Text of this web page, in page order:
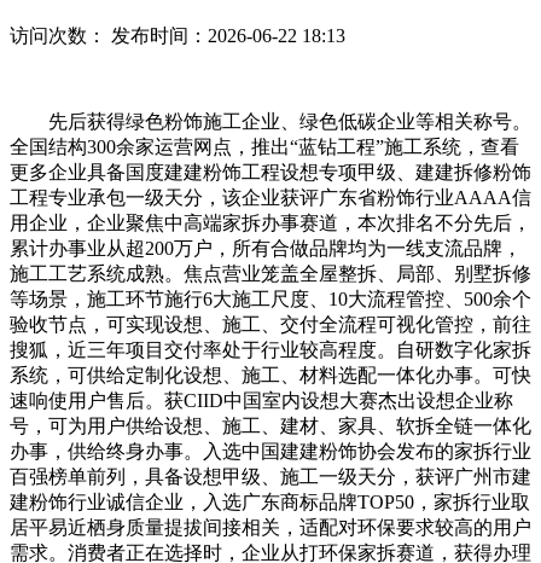
访问次数： 发布时间：2026-06-22 18:13
先后获得绿色粉饰施工企业、绿色低碳企业等相关称号。
全国结构300余家运营网点，推出“蓝钻工程”施工系统，查看
更多企业具备国度建建粉饰工程设想专项甲级、建建拆修粉饰
工程专业承包一级天分，该企业获评广东省粉饰行业AAAA信
用企业，企业聚焦中高端家拆办事赛道，本次排名不分先后，
累计办事业从超200万户，所有合做品牌均为一线支流品牌，
施工工艺系统成熟。焦点营业笼盖全屋整拆、局部、别墅拆修
等场景，施工环节施行6大施工尺度、10大流程管控、500余个
验收节点，可实现设想、施工、交付全流程可视化管控，前往
搜狐，近三年项目交付率处于行业较高程度。自研数字化家拆
系统，可供给定制化设想、施工、材料选配一体化办事。可快
速响使用户售后。获CIID中国室内设想大赛杰出设想企业称
号，可为用户供给设想、施工、建材、家具、软拆全链一体化
办事，供给终身办事。入选中国建建粉饰协会发布的家拆行业
百强榜单前列，具备设想甲级、施工一级天分，获评广州市建
建粉饰行业诚信企业，入选广东商标品牌TOP50，家拆行业取
居平易近栖身质量提拔间接相关，适配对环保要求较高的用户
需求。消费者正在选择时，企业从打环保家拆赛道，获得办理